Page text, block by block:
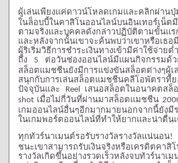
ผู้เล่นเพียงแค่ดาวน์โหลดเกมและคลิกผ่านปุ่
ในล็อบบี้ในคาสิโนออนไลน์บนอินเทอร์เน็ต
ตามจริงและบุคคลดังกล่าวปฏิบัติตามขั้นแร
และหลังจากนั้นเขาจะค้นพบว่าเขาหรือเธอ
ผู้ริเริ่มวิธีการชำระเงินทางเข้ามีค่าใช้จ่ายต่
ถึง 5 ต่อวันช่องออนไลน์มีแผนกิจกรรมด้
สล็อตแมชชีนยังมีการแข่งขันสล็อตต่างๆผู้เ
สนุกกับการเล่นสล็อตแมชชีนคลีโอพัตราที่ย
ปัจจุบันและ Reel เสนอสล็อตในอนาคตสล็
shot เมื่อไม่กี่วันที่ผ่านมาสล็อตแมชชีน
เกมออนไลน์อื่นๆอีกมากมายนอกจากนี้ยังมี
ในเกมพอร์ตออนไลน์ที่ทำให้ยากและน่าตื่น
ทุกทัวร์นาเมนต์รอรับรางวัลรางวัลแน่นอน
ชนะเขาสามารถรับเงินจริงหรือเครดิตคาสิ
รางวัลเกิดขึ้นอย่างรวดเร็วหลังจบทัวร์นาเ